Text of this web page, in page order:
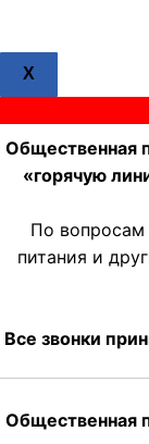
X
Общественная
«горячую
По вопросам
питания и
Все звонки
Общественная